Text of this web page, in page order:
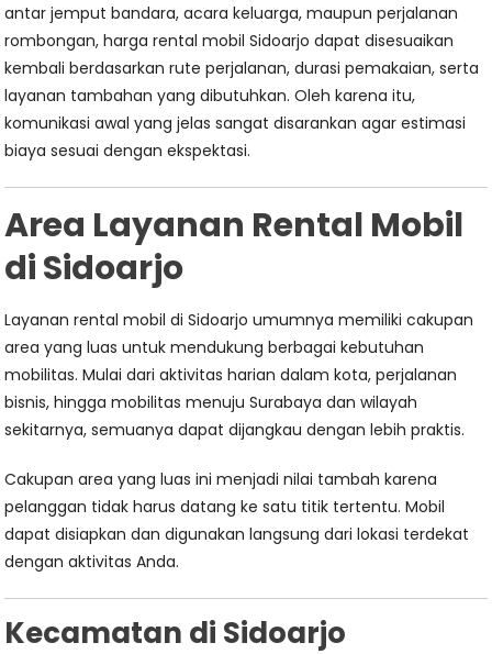
antar jemput bandara, acara keluarga, maupun perjalanan
rombongan, harga rental mobil Sidoarjo dapat disesuaikan
kembali berdasarkan rute perjalanan, durasi pemakaian, serta
layanan tambahan yang dibutuhkan. Oleh karena itu,
komunikasi awal yang jelas sangat disarankan agar estimasi
biaya sesuai dengan ekspektasi.
Area Layanan Rental Mobil
di Sidoarjo
Layanan rental mobil diSidoarjo umumnya memiliki cakupan
area yang luas untuk mendukung berbagai kebutuhan
mobilitas. Mulai dari aktivitas harian dalam kota, perjalanan
bisnis, hingga mobilitas menuju Surabaya dan wilayah
sekitarnya, semuanya dapat dijangkau dengan lebih praktis.
Cakupan area yang luas ini menjadi nilai tambah karena
pelanggan tidak harus datang ke satu titik tertentu. Mobil
dapat disiapkan dan digunakan langsung dari lokasi terdekat
dengan aktivitas Anda.
Kecamatan di Sidoarjo